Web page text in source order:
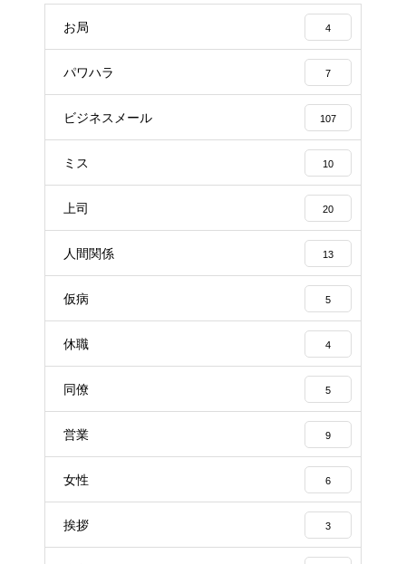
お局 4
パワハラ 7
ビジネスメール 107
ミス 10
上司 20
人間関係 13
仮病 5
休職 4
同僚 5
営業 9
女性 6
挨拶 3